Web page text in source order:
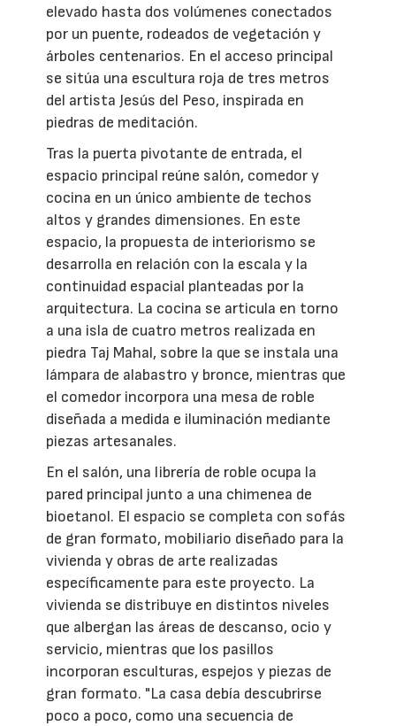
elevado hasta dos volúmenes conectados
por un puente, rodeados de vegetación y
árboles centenarios. En el acceso principal
se sitúa una escultura roja de tres metros
del artista Jesús del Peso, inspirada en
piedras de meditación.
Tras la puerta pivotante de entrada, el
espacio principal reúne salón, comedor y
cocina en un único ambiente de techos
altos y grandes dimensiones. En este
espacio, la propuesta de interiorismo se
desarrolla en relación con la escala y la
continuidad espacial planteadas por la
arquitectura. La cocina se articula en torno
a una isla de cuatro metros realizada en
piedra Taj Mahal, sobre la que se instala una
lámpara de alabastro y bronce, mientras que
el comedor incorpora una mesa de roble
diseñada a medida e iluminación mediante
piezas artesanales.
En el salón, una librería de roble ocupa la
pared principal junto a una chimenea de
bioetanol. El espacio se completa con sofás
de gran formato, mobiliario diseñado para la
vivienda y obras de arte realizadas
específicamente para este proyecto. La
vivienda se distribuye en distintos niveles
que albergan las áreas de descanso, ocio y
servicio, mientras que los pasillos
incorporan esculturas, espejos y piezas de
gran formato. "La casa debía descubrirse
poco a poco, como una secuencia de